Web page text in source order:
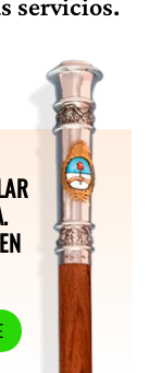
servicios.